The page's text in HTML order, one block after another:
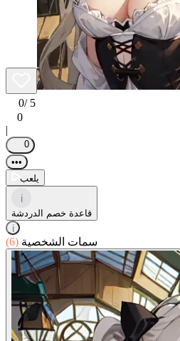
0/ 5
0
|
0
•••
يلعب
i
قاعدة خصم الدردشة
i
سمات الشخصية (6)